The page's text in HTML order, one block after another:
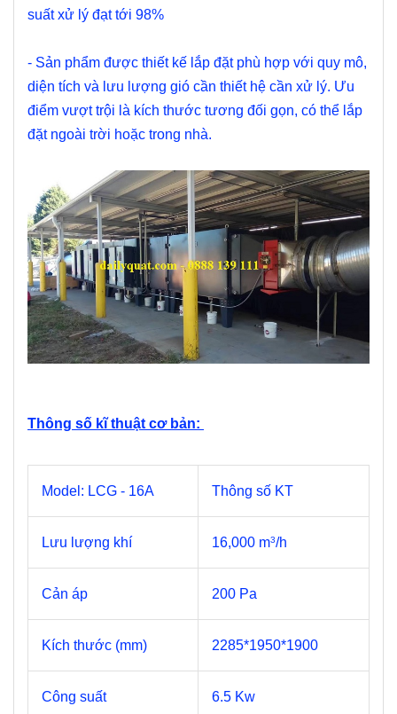
suất xử lý đạt tới 98%
- Sản phẩm được thiết kế lắp đặt phù hợp với quy mô,
diện tích và lưu lượng gió cần thiết hệ cần xử lý. Ưu
điểm vượt trội là kích thước tương đối gọn, có thể lắp
đặt ngoài trời hoặc trong nhà.
Thông số kĩ thuật cơ bản:
Model: LCG - 16A Thông số KT
Lưu lượng khí 16,000 m3/h
Cản áp 200 Pa
Kích thước (mm) 2285*1950*1900
Công suất 6.5 Kw